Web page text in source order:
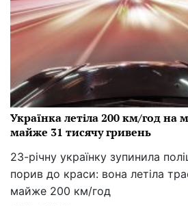
Українка летіла 200 км/год
майже 31 тисячу гривень
23-річну українку зупинила
порив до краси: вона летіла
майже 200 км/год